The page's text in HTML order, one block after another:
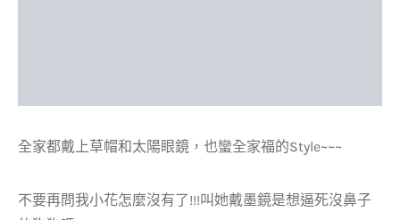
全家都戴上草帽和太陽眼鏡，也蠻全家福的Style~~~
不要再問我小花怎麼沒有了!!!叫她戴墨鏡是想逼死沒鼻子